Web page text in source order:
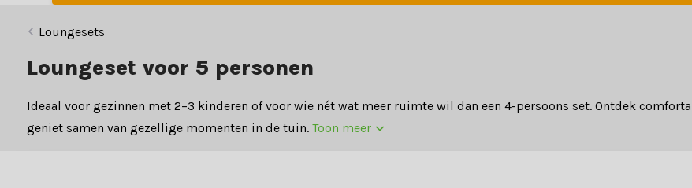
Loungesets
Loungeset voor 5 personen
Ideaal voor gezinnen met 2–3 kinderen of voor wie nét wat meer ruimte wil dan een 4-persoons set. Ontdek
geniet samen van gezellige momenten in de tuin. Toon meer